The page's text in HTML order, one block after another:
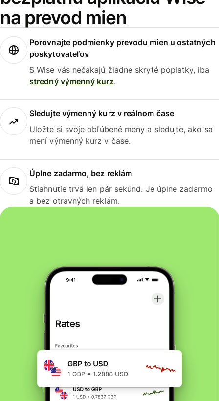
na prevod mien
Porovnajte podmienky prevodu mien u ostatných
poskytovateľov
S Wise vás nečakajú žiadne skryté poplatky, iba
stredný výmenný kurz.
Sledujte výmenný kurz v reálnom čase
Uložte si svoje obľúbené meny a sledujte, ako sa
mení výmenný kurz v čase.
Úplne zadarmo, bez reklám
Stiahnutie trvá len pár sekúnd. Je úplne zadarmo
a bez otravných reklám.